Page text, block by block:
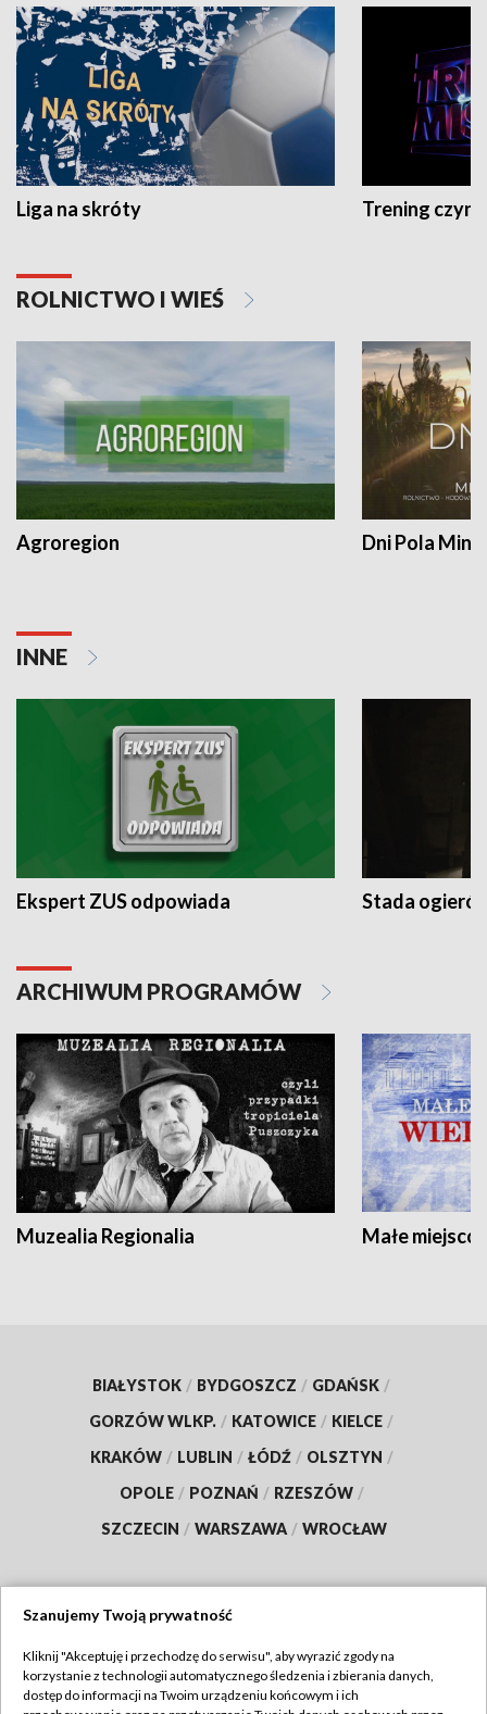
Liga na skróty Trening czyni
ROLNICTWO I WIEŚ
Agroregion Dni Pola
INNE
Ekspert ZUS odpowiada Stada
ARCHIWUM PROGRAMÓW
Muzealia Regionalia Małe
BIAŁYSTOK / BYDGOSZCZ / GDAŃSK /
GORZÓW WLKP. / KATOWICE / KIELCE /
KRAKÓW / LUBLIN / ŁÓDŹ / OLSZTYN /
OPOLE / POZNAŃ / RZESZÓW /
SZCZECIN / WARSZAWA / WROCŁAW
TVP
Szanujemy Twoją prywatność
Kliknij "Akceptuję i przechodzę do serwisu", aby wyrazić zgody na
korzystanie z technologii automatycznego śledzenia i zbierania danych,
dostęp do informacji na Twoim urządzeniu końcowym i ich